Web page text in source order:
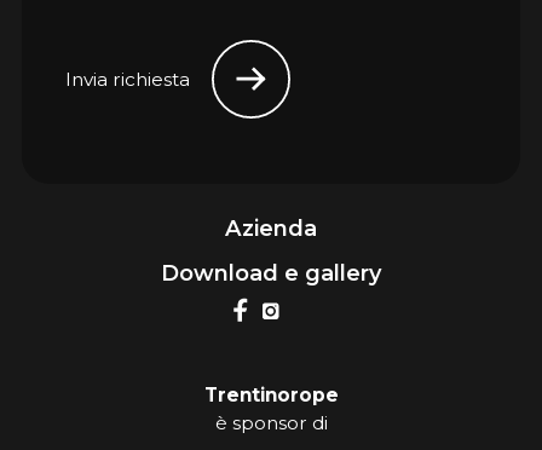
Invia richiesta
Trentinorope
è sponsor di
Azienda
Download e gallery